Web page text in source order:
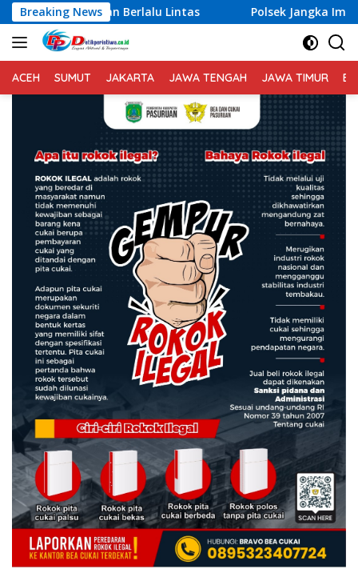
Langsung
ke
konten
Breaking News
Berlalu Lintas Polsek Jangka Imbau
ACEH SUMUT JAKARTA JAWA TENGAH JAWA TIMUR